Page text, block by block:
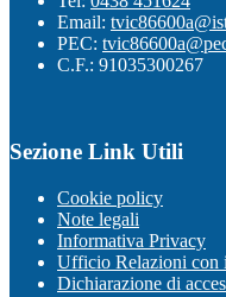
Email:
PEC:
C.F.: 91035300267
Sezione Link Utili
Cookie policy
Note legali
Informativa Privacy
Ufficio Relazioni con
Dichiarazione di